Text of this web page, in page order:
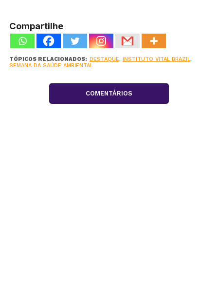
Compartilhe
TÓPICOS RELACIONADOS: DESTAQUE, INSTITUTO VITAL BRAZIL,
SEMANA DA SAÚDE AMBIENTAL
COMENTÁRIOS